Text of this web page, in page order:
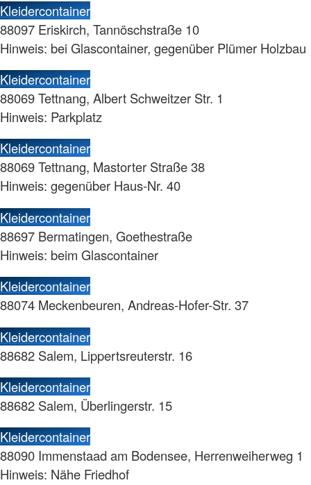
Kleidercontainer
88097 Eriskirch, Tannöschstraße 10
Hinweis: bei Glascontainer, gegenüber Plümer Holzbau
Kleidercontainer
88069 Tettnang, Albert Schweitzer Str. 1
Hinweis: Parkplatz
Kleidercontainer
88069 Tettnang, Mastorter Straße 38
Hinweis: gegenüber Haus-Nr. 40
Kleidercontainer
88697 Bermatingen, Goethestraße
Hinweis: beim Glascontainer
Kleidercontainer
88074 Meckenbeuren, Andreas-Hofer-Str. 37
Kleidercontainer
88682 Salem, Lippertsreuterstr. 16
Kleidercontainer
88682 Salem, Überlingerstr. 15
Kleidercontainer
88090 Immenstaad am Bodensee, Herrenweiherweg 1
Hinweis: Nähe Friedhof